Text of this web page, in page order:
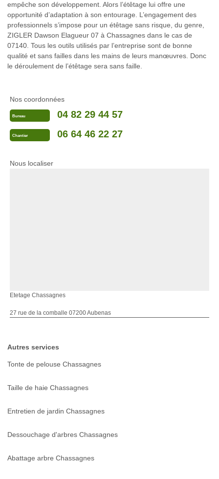
empêche son développement. Alors l’étêtage lui offre une
opportunité d’adaptation à son entourage. L’engagement des
professionnels s’impose pour un étêtage sans risque, du genre,
ZIGLER Dawson Elagueur 07 à Chassagnes dans le cas de
07140. Tous les outils utilisés par l’entreprise sont de bonne
qualité et sans failles dans les mains de leurs manœuvres. Donc
le déroulement de l’étêtage sera sans faille.
Nos coordonnées
Bureau 04 82 29 44 57
Chantier 06 64 46 22 27
Nous localiser
Etetage Chassagnes
27 rue de la comballe 07200 Aubenas
Autres services
Tonte de pelouse Chassagnes
Taille de haie Chassagnes
Entretien de jardin Chassagnes
Dessouchage d'arbres Chassagnes
Abattage arbre Chassagnes